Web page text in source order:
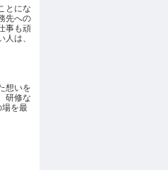
とにな
先への
事も頑
は、
想いを
研修な
場を最